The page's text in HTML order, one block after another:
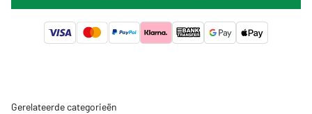
Gerelateerde categorieën